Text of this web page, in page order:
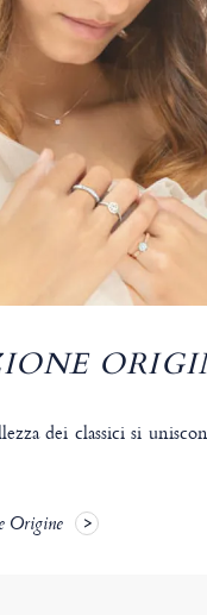
dei classici si
Origine